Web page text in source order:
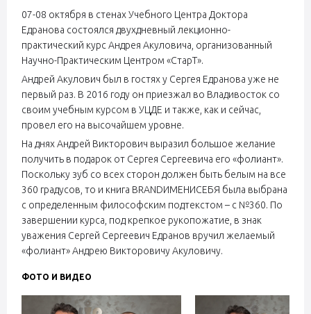
07-08 октября в стенах Учебного Центра Доктора
Едранова состоялся двухдневный лекционно-
практический курс Андрея Акуловича, организованный
Научно-Практическим Центром «СтарТ».
Андрей Акулович был в гостях у Сергея Едранова уже не
первый раз. В 2016 году он приезжал во Владивосток со
своим учебным курсом в УЦДЕ и также, как и сейчас,
провел его на высочайшем уровне.
На днях Андрей Викторович выразил большое желание
получить в подарок от Сергея Сергеевича его «фолиант».
Поскольку зуб со всех сторон должен быть белым на все
360 градусов, то и книга BRANDИМЕНИСЕБЯ была выбрана
с определенным философским подтекстом – с №360. По
завершении курса, под крепкое рукопожатие, в знак
уважения Сергей Сергеевич Едранов вручил желаемый
«фолиант» Андрею Викторовичу Акуловичу.
ФОТО И ВИДЕО